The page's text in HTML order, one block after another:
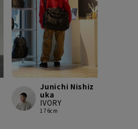
Junichi Nishiz
uka
IVORY
176cm